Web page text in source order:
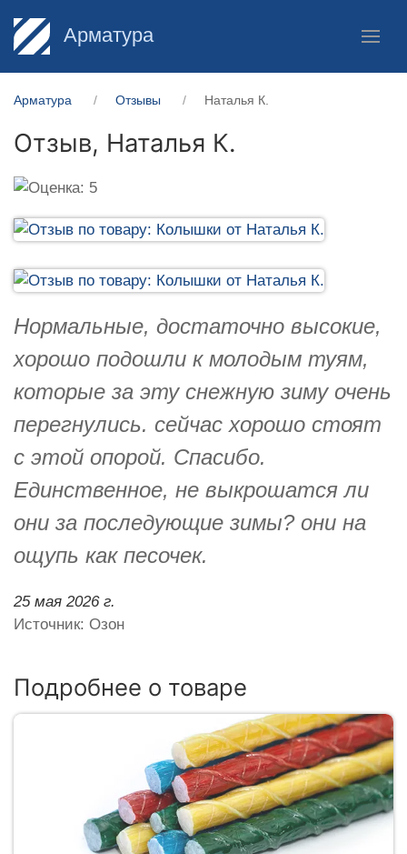
Арматура
Арматура Отзывы Наталья К.
Отзыв, Наталья К.
Нормальные, достаточно высокие,
хорошо подошли к молодым туям,
которые за эту снежную зиму очень
перегнулись. сейчас хорошо стоят
с этой опорой. Спасибо.
Единственное, не выкрошатся ли
они за последующие зимы? они на
ощупь как песочек.
25 мая 2026 г.
Источник: Озон
Подробнее о товаре